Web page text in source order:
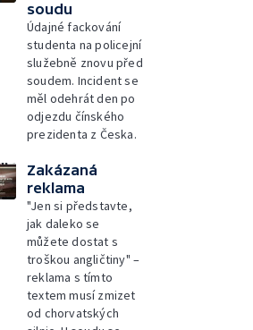
soudu
Údajné fackování
studenta na policejní
služebně znovu před
soudem. Incident se
měl odehrát den po
odjezdu čínského
prezidenta z Česka.
Zakázaná
reklama
"Jen si představte,
jak daleko se
můžete dostat s
troškou angličtiny" –
reklama s tímto
textem musí zmizet
od chorvatských